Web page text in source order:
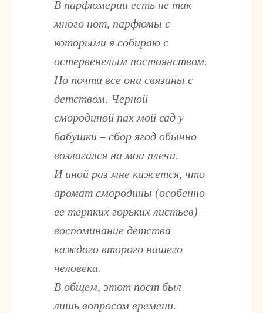
В парфюмерии есть не так
много нот, парфюмы с
которыми я собираю с
остервенелым постоянством.
Но почти все они связаны с
детством. Черной
смородиной пах мой сад у
бабушки – сбор ягод обычно
возлагался на мои плечи.
И иной раз мне кажется, что
аромат смородины (особенно
ее терпких горьких листьев) –
воспоминание детства
каждого второго нашего
человека.
В общем, этот пост был
лишь вопросом времени.